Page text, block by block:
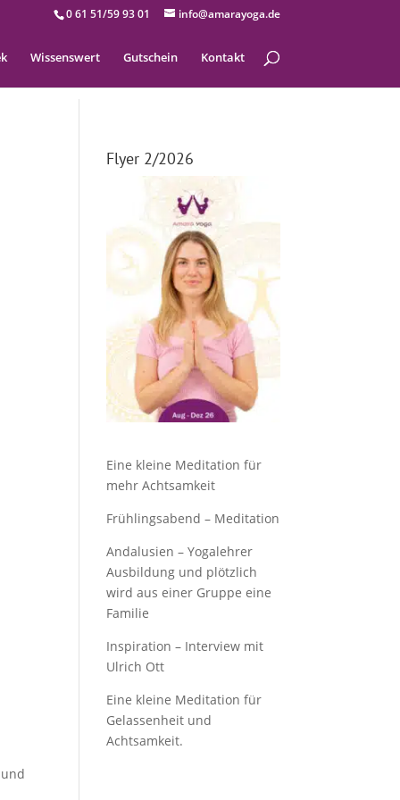
0 61 51/59 93 01 info@amarayoga.de
Wissenswert Gutschein Kontakt
Flyer 2/2026
Eine kleine Meditation für
mehr Achtsamkeit
Frühlingsabend – Meditation
Andalusien – Yogalehrer
Ausbildung und plötzlich
wird aus einer Gruppe eine
Familie
Inspiration – Interview mit
Ulrich Ott
Eine kleine Meditation für
Gelassenheit und
Achtsamkeit.